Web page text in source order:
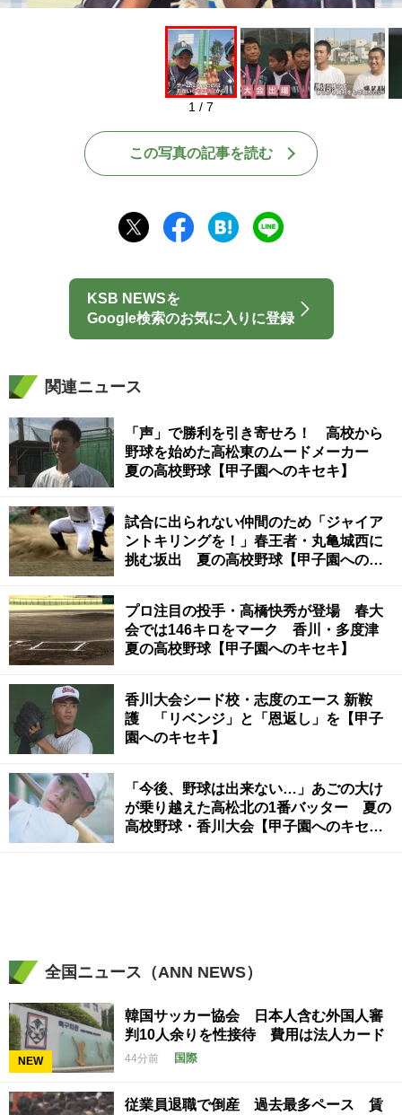
1 / 7
この写真の記事を読む
KSB NEWSを
Google検索のお気に入りに登録
関連ニュース
「声」で勝利を引き寄せろ！ 高校から
野球を始めた高松東のムードメーカー
夏の高校野球【甲子園へのキセキ】
試合に出られない仲間のため「ジャイア
ントキリングを！」春王者・丸亀城西に
挑む坂出 夏の高校野球【甲子園へのキ
プロ注目の投手・高橋快秀が登場 春大
会では146キロをマーク 香川・多度津
夏の高校野球【甲子園へのキセキ】
香川大会シード校・志度のエース 新鞍
護 「リベンジ」と「恩返し」を【甲子
園へのキセキ】
「今後、野球は出来ない…」あごの大け
が乗り越えた高松北の1番バッター 夏の
高校野球・香川大会【甲子園へのキセキ
全国ニュース（ANN NEWS）
NEW
韓国サッカー協会 日本人含む外国人審
判10人余りを性接待 費用は法人カード
44分前 国際
従業員退職で倒産 過去最多ペース 賃